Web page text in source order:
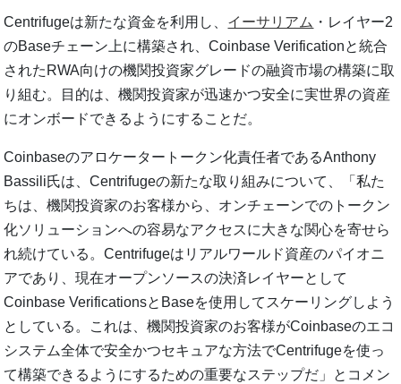
Centrifugeは新たな資金を利用し、 イーサリアム ・レイヤー2
のBaseチェーン上に構築され、Coinbase Verificationと統合
されたRWA向けの機関投資家グレードの融資市場の構築に取
り組む。目的は、機関投資家が迅速かつ安全に実世界の資産
にオンボードできるようにすることだ。
Coinbaseのアロケータートークン化責任者であるAnthony
Bassili氏は、Centrifugeの新たな取り組みについて、「私た
ちは、機関投資家のお客様から、オンチェーンでのトークン
化ソリューションへの容易なアクセスに大きな関心を寄せら
れ続けている。Centrifugeはリアルワールド資産のパイオニ
アであり、現在オープンソースの決済レイヤーとして
Coinbase VerificationsとBaseを使用してスケーリングしよう
としている。これは、機関投資家のお客様がCoinbaseのエコ
システム全体で安全かつセキュアな方法でCentrifugeを使っ
て構築できるようにするための重要なステップだ」とコメン